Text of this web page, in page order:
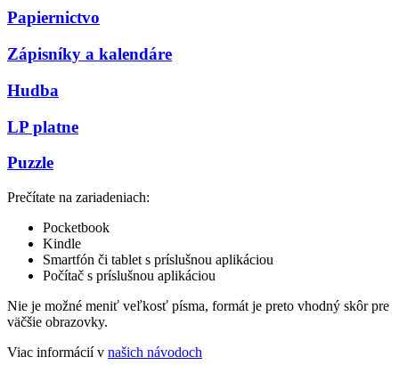
Papiernictvo
Zápisníky a kalendáre
Hudba
LP platne
Puzzle
Prečítate na zariadeniach:
Pocketbook
Kindle
Smartfón či tablet s príslušnou aplikáciou
Počítač s príslušnou aplikáciou
Nie je možné meniť veľkosť písma, formát je preto vhodný skôr pre
väčšie obrazovky.
Viac informácií v našich návodoch